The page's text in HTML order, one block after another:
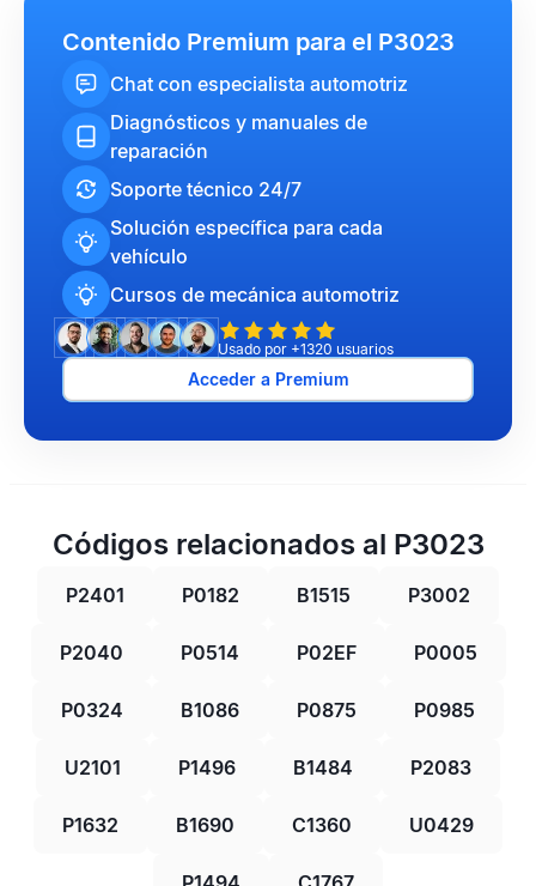
Contenido Premium para el P3023
Chat con especialista automotriz
Diagnósticos y manuales de
reparación
Soporte técnico 24/7
Solución específica para cada
vehículo
Cursos de mecánica automotriz
Usado por +1320 usuarios
Acceder a Premium
Códigos relacionados al P3023
P2401 P0182 B1515 P3002
P2040 P0514 P02EF P0005
P0324 B1086 P0875 P0985
U2101 P1496 B1484 P2083
P1632 B1690 C1360 U0429